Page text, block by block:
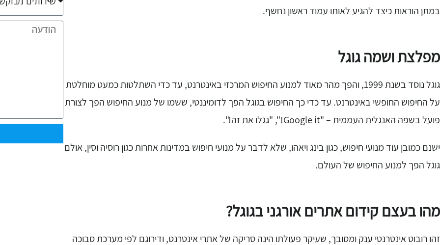
במתן הוראות כיצד להגיע לאותו עמוד ראשון נחשף.
מפלצת ושמה גוגל
גוגל נוסד בשנת 1999, והפך מהר מאוד למנוע החיפוש המרכזי באינטרנט, עד כדי השתלטות כמעט מוחלטת
על החיפוש החופשי באינטרנט. עד כדי כך החיפוש בגוגל הפך לדומיננטי, ששמו של מנוע החיפוש הפך לצורת
פועל בשפה האנגלית העממית – "Google it!", "גגלו את זה!".
ישנם כמובן עוד מנועי חיפוש, כגון בינג ויאהו, שלא לדבר על מנועי חיפוש במדינות אחרות כגון רוסיה וסין, אולם
גוגל הפך למנוע החיפוש של העולם.
מהו בעצם קידום אתרים אורגני בגוגל?
זהו רובוט אינטרנטי ענק ומסובך, שעיקר פעולתו הינה סריקה של אתרי אינטרנט, ודירוגם לפי מערכת סבוכה